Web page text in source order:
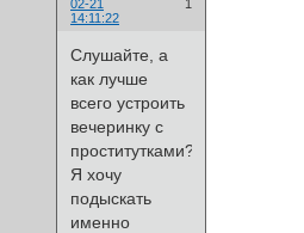
1
02-21
14:11:22
Слушайте, а
как лучше
всего устроить
вечеринку с
проститутками?
Я хочу
подыскать
именно